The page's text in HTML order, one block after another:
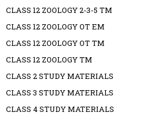
CLASS 12 ZOOLOGY 2-3-5 TM
CLASS 12 ZOOLOGY OT EM
CLASS 12 ZOOLOGY OT TM
CLASS 12 ZOOLOGY TM
CLASS 2 STUDY MATERIALS
CLASS 3 STUDY MATERIALS
CLASS 4 STUDY MATERIALS